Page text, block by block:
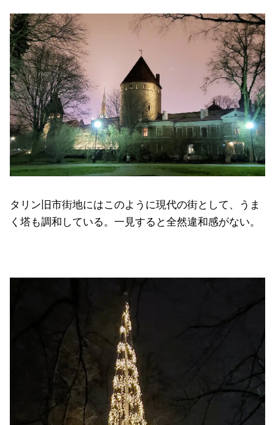
タリン旧市街地にはこのように現代の街として、うま
く塔も調和している。一見すると全然違和感がない。